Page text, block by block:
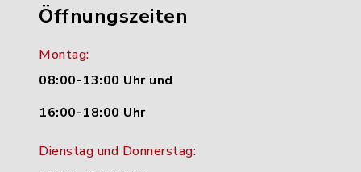
Öffnungszeiten
Montag:
08:00-13:00 Uhr und
16:00-18:00 Uhr
Dienstag und Donnerstag: